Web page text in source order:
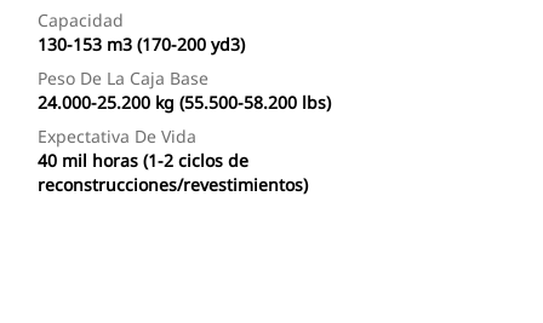
Capacidad
130-153 m3 (170-200 yd3)
Peso De La Caja Base
24.000-25.200 kg (55.500-58.200 lbs)
Expectativa De Vida
40 mil horas (1-2 ciclos de
reconstrucciones/revestimientos)